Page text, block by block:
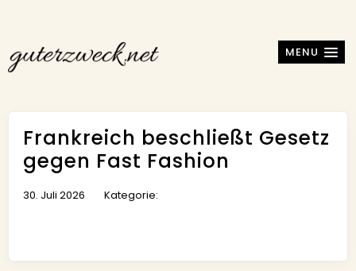
MENU
Frankreich beschließt Gesetz
gegen Fast Fashion
30. Juli 2026 Kategorie: